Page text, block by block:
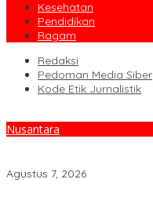
Kesehatan
Pendidikan
Ragam
Redaksi
Pedoman Media Siber
Kode Etik Jurnalistik
Nusantara
Agustus 7, 2026